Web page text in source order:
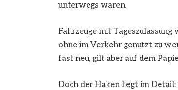
unterwegs waren.
Fahrzeuge mit Tageszulassung
ohne im Verkehr genutzt zu
fast neu, gilt aber auf dem
Doch der Haken liegt im